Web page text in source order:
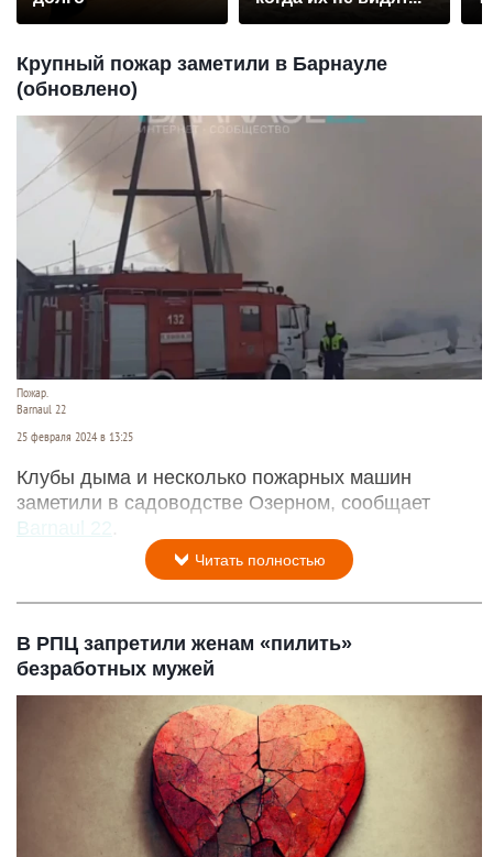
Крупный пожар заметили в Барнауле
(обновлено)
Пожар.
Barnaul 22
25 февраля 2024 в 13:25
Клубы дыма и несколько пожарных машин
заметили в садоводстве Озерном, сообщает
Barnaul 22
Читать полностью
В РПЦ запретили женам «пилить»
безработных мужей